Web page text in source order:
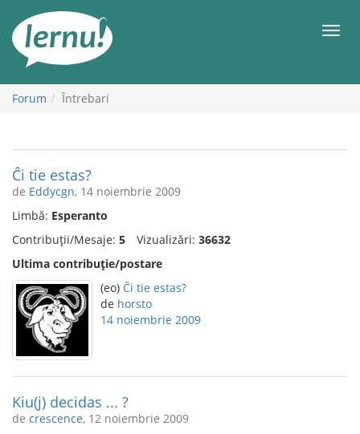
conținut
Forum Întrebari
Ĉi tie estas?
de Eddycgn, 14 noiembrie 2009
Limbă: Esperanto
Contribuții/Mesaje: 5 Vizualizări: 36632
Ultima contribuție/postare
(eo) Ĉi tie estas?
de horsto
14 noiembrie 2009
Kiu(j) decidas ... ?
de crescence, 12 noiembrie 2009